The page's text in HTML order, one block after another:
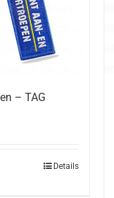
– TAG
Details